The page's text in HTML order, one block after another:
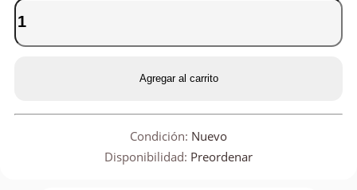
Agregar al carrito
Condición: Nuevo
Disponibilidad: Preordenar